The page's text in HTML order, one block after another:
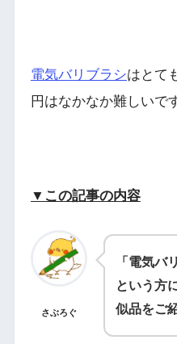
電気バリブラシはとて
円はなかなか難しいで
▼この記事の内容
さぶろぐ
「電気バ
という方
似品をご